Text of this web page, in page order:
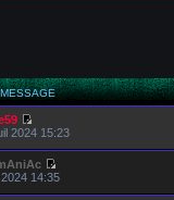
2024 15:23
14:35